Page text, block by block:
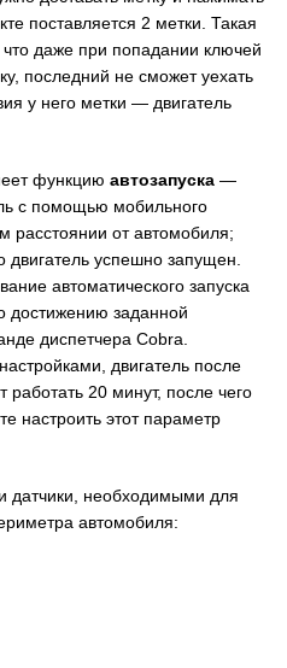
поставляется 2 метки. Такая
даже при попадании ключей
последний не сможет уехать
у него метки — двигатель
функцию автозапуска —
с помощью мобильного
расстоянии от автомобиля;
двигатель успешно запущен.
автоматического запуска
достижению заданной
диспетчера Cobra.
двигатель после
работать 20 минут, после чего
настроить этот параметр
датчики, необходимыми для
автомобиля: